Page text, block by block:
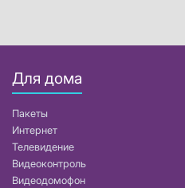
Для дома
Пакеты
Интернет
Телевидение
Видеоконтроль
Видеодомофон